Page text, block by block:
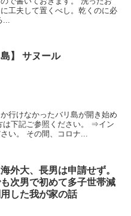
工夫して置くべし。乾くのに必
島】 サヌール
行けなかったバリ島が開き始め
下記ご参照ください。 ⇒イン
い。 その間、コロナ...
外大、長男は申請せず。
次男で初めて多子世帯減
した我が家の話